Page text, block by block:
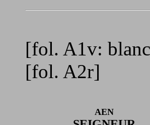
[fol. A1v:
[fol. A2r]
AEN